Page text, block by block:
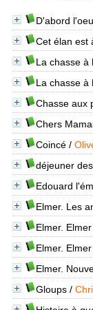
D'abord
Cet élan est
La chasse à
La chasse à
Chasse aux
Chers
Coincé/
déjeuner
Edouard
Elmer. Les
Elmer. Elmer
Elmer.
Elmer.
Gloups/